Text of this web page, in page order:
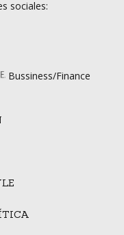
sociales:
Bussiness/Finance